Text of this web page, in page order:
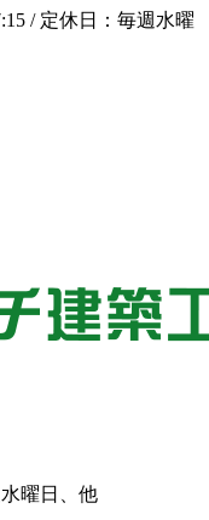
/ 定休日：毎週水曜
曜日、他